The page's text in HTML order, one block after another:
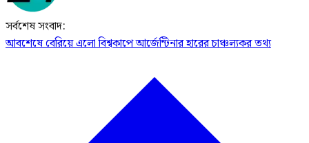
সর্বশেষ সংবাদ:
আবশেষে বেরিয়ে এলো বিশ্বকাপে আর্জেন্টিনার হারের চাঞ্চল্যকর তথ্য